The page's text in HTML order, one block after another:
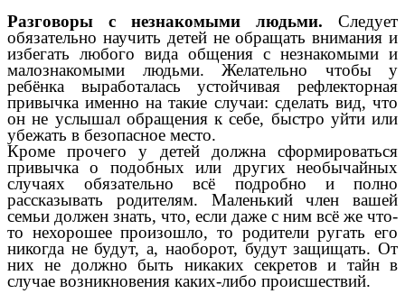
Разговоры с незнакомыми людьми. Следует
обязательно научить детей не обращать внимания и
избегать любого вида общения с незнакомыми и
малознакомыми людьми. Желательно чтобы у
ребёнка выработалась устойчивая рефлекторная
привычка именно на такие случаи: сделать вид, что
он не услышал обращения к себе, быстро уйти или
убежать в безопасное место.
Кроме прочего у детей должна сформироваться
привычка о подобных или других необычайных
случаях обязательно всё подробно и полно
рассказывать родителям. Маленький член вашей
семьи должен знать, что, если даже с ним всё же что-
то нехорошее произошло, то родители ругать его
никогда не будут, а, наоборот, будут защищать. От
них не должно быть никаких секретов и тайн в
случае возникновения каких-либо происшествий.